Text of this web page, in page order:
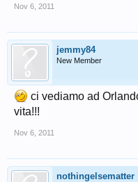
Nov 6, 2011
jemmy84
New Member
ci vediamo ad
vita!!!
Nov 6, 2011
nothingelsematter